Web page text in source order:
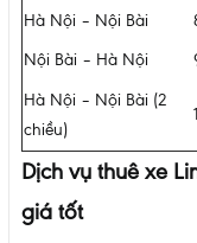
Hà Nội – Nội Bài
Nội Bài – Hà Nội
Hà Nội – Nội Bài (2
chiều)
Dịch vụ thuê xe
giá tốt